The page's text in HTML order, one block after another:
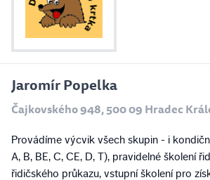
Jaromír Popelka
Čajkovského 948, 500 09 Hradec
Provádíme výcvik všech skupin - i
A, B, BE, C, CE, D, T), pravidelné školení
řidičského průkazu, vstupní školení pro